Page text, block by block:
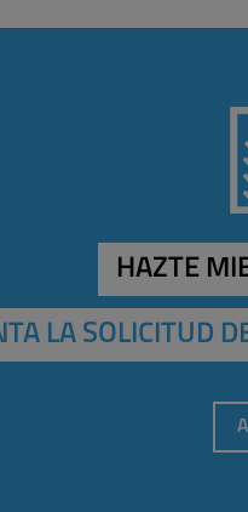
HAZTE
LA SOLICITUD